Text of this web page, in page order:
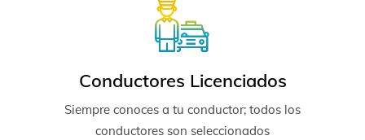
Conductores Licenciados
Siempre conoces a tu conductor; todos los
conductores son seleccionados